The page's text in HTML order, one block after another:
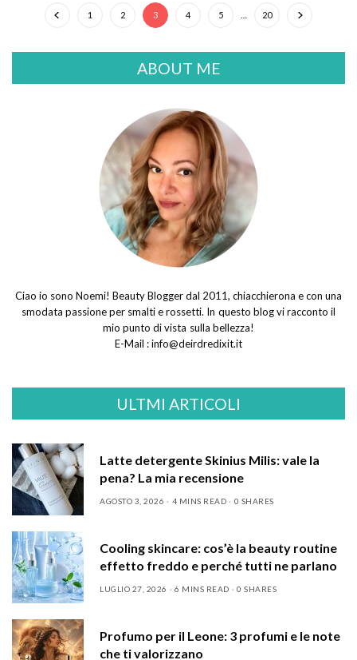
1 2 3 4 5 20
ABOUT ME
Ciao io sono Noemi! Beauty Blogger dal 2011, chiacchierona e con una
smodata passione per smalti e rossetti. In questo blog vi racconto il
mio punto di vista sulla bellezza!
E-Mail :info@deirdredixit.it
ULTMI ARTICOLI
Latte detergente Skinius Milis: vale la
pena? La mia recensione
AGOSTO 3, 2026 4 MINS READ 0 SHARES
Cooling skincare: cos’è la beauty routine
effetto freddo e perché tutti ne parlano
LUGLIO 27, 2026 6 MINS READ 0 SHARES
Profumo per il Leone: 3 profumi e le note
che ti valorizzano